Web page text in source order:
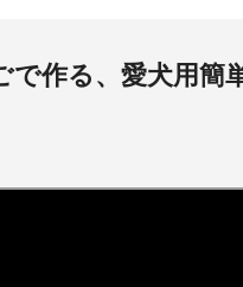
で作る、愛犬用